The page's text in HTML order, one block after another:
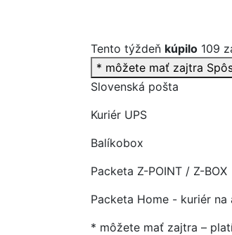
Tento týždeň kúpilo 109
* môžete mať zajtra
Slovenská pošta
Kuriér UPS
Balíkobox
Packeta Z-POINT / Z-BOX
Packeta Home - kuriér na
* môžete mať zajtra –